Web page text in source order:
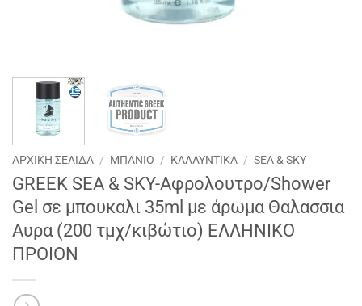
ΑΡΧΙΚΉ ΣΕΛΊΔΑ / ΜΠΑΝΙΟ / ΚΑΛΛΥΝΤΙΚΑ / SEA & SKY
GREEK SEA & SKY-Αφρολουτρο/Shοwer
Gel σε μπουκαλι 35ml με άρωμα Θαλασσια
Αυρα (200 τμχ/κιβώτιο) EΛΛΗΝΙΚΟ
ΠΡΟΙΟΝ